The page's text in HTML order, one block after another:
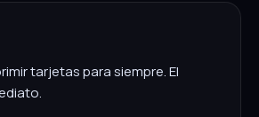
tarjetas para siempre. El